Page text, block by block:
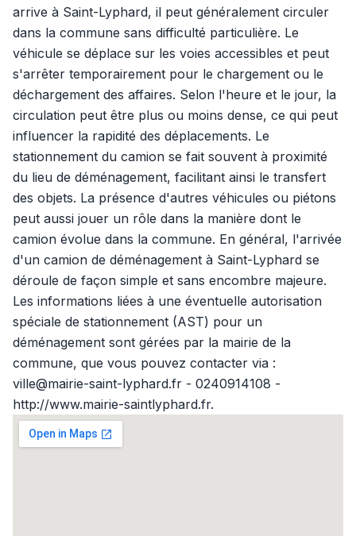
arrive à Saint-Lyphard, il peut généralement circuler
dans la commune sans difficulté particulière. Le
véhicule se déplace sur les voies accessibles et peut
s'arrêter temporairement pour le chargement ou le
déchargement des affaires. Selon l'heure et le jour, la
circulation peut être plus ou moins dense, ce qui peut
influencer la rapidité des déplacements. Le
stationnement du camion se fait souvent à proximité
du lieu de déménagement, facilitant ainsi le transfert
des objets. La présence d'autres véhicules ou piétons
peut aussi jouer un rôle dans la manière dont le
camion évolue dans la commune. En général, l'arrivée
d'un camion de déménagement à Saint-Lyphard se
déroule de façon simple et sans encombre majeure.
Les informations liées à une éventuelle autorisation
spéciale de stationnement (AST) pour un
déménagement sont gérées par la mairie de la
commune, que vous pouvez contacter via :
ville@mairie-saint-lyphard.fr - 0240914108 -
http://www.mairie-saintlyphard.fr.